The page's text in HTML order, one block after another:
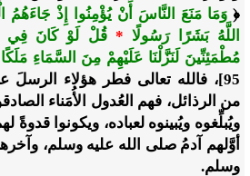
﴿وَمَا مَنَعَ النَّاسَ أَنْ يُؤْمِنُوا إِذْ جَاءَهُمُ
اللَّهُ بَشَرًا رَسُولًا * قُلْ لَوْ كَانَ فِي
مُطْمَئِنِّينَ لَنَزَّلْنَا عَلَيْهِمْ مِنَ السَّمَاءِ
95]، فالله تعالى فطر هؤلاء
من الرذائل، فهم العُدول الأُمَناء
ويُبلِّغوه ويُبينوه لعباده، ويكونوا قدوةً
أوَّلهم آدمُ صلى الله عليه وسلم،
وسلم.